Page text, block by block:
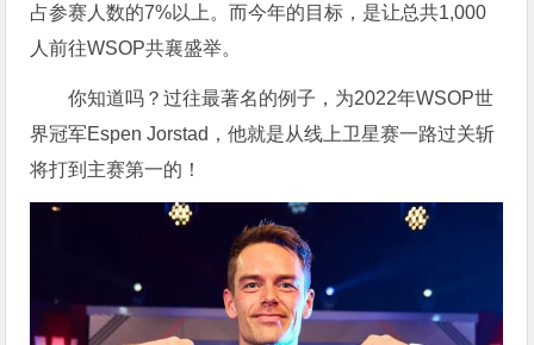
占参赛人数的7%以上。而今年的目标，是让总共1,000
人前往WSOP共襄盛举。
你知道吗？过往最著名的例子，为2022年WSOP世
界冠军Espen Jorstad，他就是从线上卫星赛一路过关斩
将打到主赛第一的！